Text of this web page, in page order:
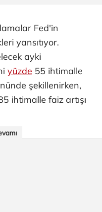
Fed'in
yansıtıyor.
ayki
yüzde 55 ihtimalle
şekillenirken,
ihtimalle faiz artışı